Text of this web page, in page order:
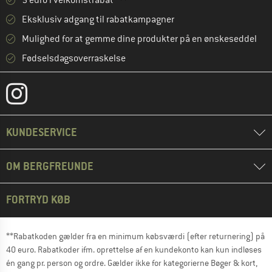
Eksklusiv adgang til rabatkampagner
Mulighed for at gemme dine produkter på en ønskeseddel
Fødselsdagsoverraskelse
KUNDESERVICE
OM BERGFREUNDE
FORTRYD KØB
**Rabatkoden gælder fra en minimum købsværdi (efter returnering) på
40 euro. Rabatkoder ifm. oprettelse af en kundekonto kan kun indløses
én gang pr. person og ordre. Gælder ikke for kategorierne Bøger & kort,